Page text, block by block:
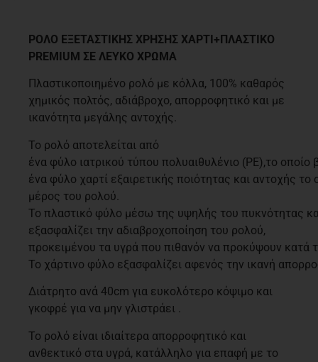
ΡΟΛΟ ΕΞΕΤΑΣΤΙΚΗΣ ΧΡΗΣΗΣ ΧΑΡΤΙ+ΠΛΑΣΤΙΚΟ
PREMIUM ΣΕ ΛΕΥΚΟ ΧΡΩΜΑ
Πλαστικοποιημένο ρολό με κόλλα, 100% καθαρός
χημικός πολτός, αδιάβροχο, απορροφητικό και με
ικανότητα μεγάλης αντοχής.
Το ρολό αποτελείται από
ένα φύλο ιατρικού τύπου πολυαιθυλένιο (ΡΕ),το
ένα φύλο χαρτί εξαιρετικής ποιότητας και αντοχής
μέρος του ρολού.
Το πλαστικό φύλο μέσω της υψηλής του πυκνότητας
εξασφαλίζει την αδιαβροχοποίηση του ρολού,
προκειμένου τα υγρά που πιθανόν να προκύψουν κατά
Το χάρτινο φύλο εξασφαλίζει αφενός την ικανή
Διάτρητο ανά 40cm για ευκολότερο κόψιμο και
γκοφρέ για να μην γλιστράει .
Το ρολό είναι ιδιαίτερα απορροφητικό και
ανθεκτικό στα υγρά, κατάλληλο για επαφή με το